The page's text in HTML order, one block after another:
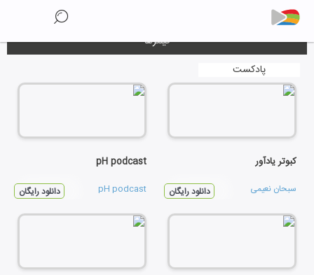
فیلترها
پادکست
کبوتر یادآور
سبحان نعیمی دانلود رایگان
pH podcast
pH podcast دانلود رایگان